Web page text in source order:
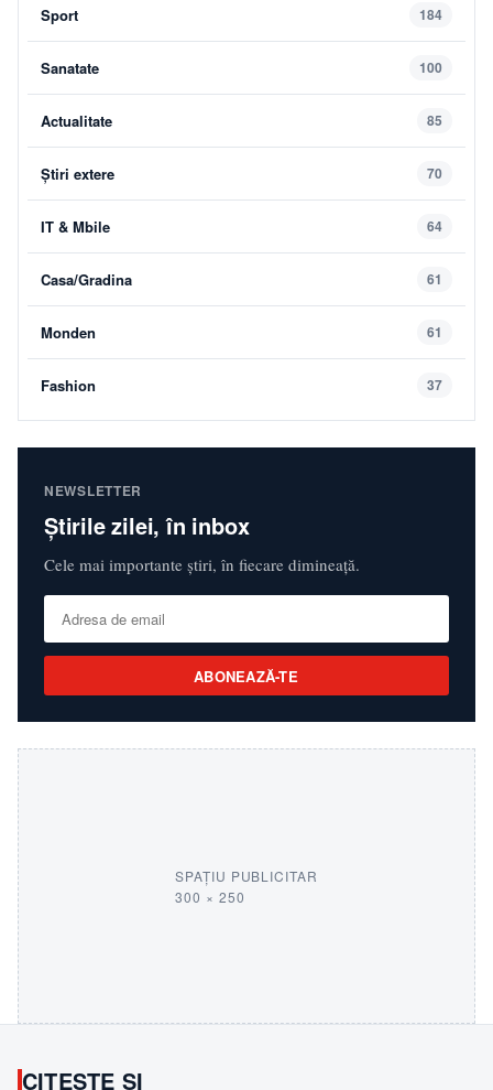
Sport 184
Sanatate 100
Actualitate 85
Știri extere 70
IT & Mbile 64
Casa/Gradina 61
Monden 61
Fashion 37
NEWSLETTER
Știrile zilei, în inbox
Cele mai importante știri, în fiecare dimineață.
ABONEAZĂ-TE
SPAȚIU PUBLICITAR
300 × 250
CITEȘTE ȘI